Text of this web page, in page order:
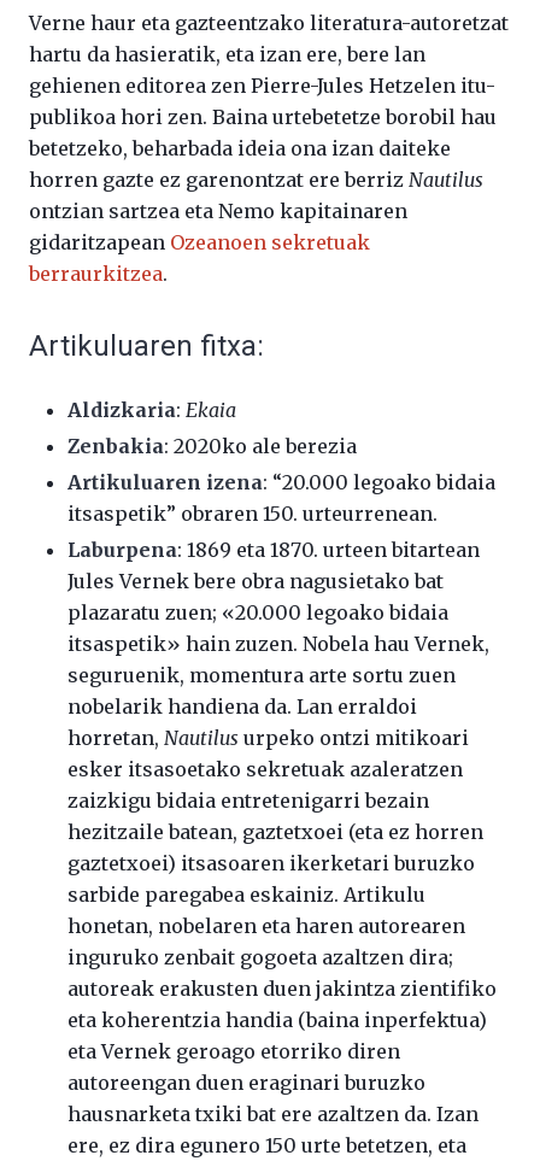
Verne haur eta gazteentzako literatura-autoretzat
hartu da hasieratik, eta izan ere, bere lan
gehienen editorea zen Pierre-Jules Hetzelen itu-
publikoa hori zen. Baina urtebetetze borobil hau
betetzeko, beharbada ideia ona izan daiteke
horren gazte ez garenontzat ere berriz Nautilus
ontzian sartzea eta Nemo kapitainaren
gidaritzapean Ozeanoen sekretuak
berraurkitzea.
Artikuluaren fitxa:
Aldizkaria: Ekaia
Zenbakia: 2020ko ale berezia
Artikuluaren izena: “20.000 legoako bidaia
itsaspetik” obraren 150. urteurrenean.
Laburpena: 1869 eta 1870. urteen bitartean
Jules Vernek bere obra nagusietako bat
plazaratu zuen; «20.000 legoako bidaia
itsaspetik» hain zuzen. Nobela hau Vernek,
seguruenik, momentura arte sortu zuen
nobelarik handiena da. Lan erraldoi
horretan, Nautilus urpeko ontzi mitikoari
esker itsasoetako sekretuak azaleratzen
zaizkigu bidaia entretenigarri bezain
hezitzaile batean, gaztetxoei (eta ez horren
gaztetxoei) itsasoaren ikerketari buruzko
sarbide paregabea eskainiz. Artikulu
honetan, nobelaren eta haren autorearen
inguruko zenbait gogoeta azaltzen dira;
autoreak erakusten duen jakintza zientifiko
eta koherentzia handia (baina inperfektua)
eta Vernek geroago etorriko diren
autoreengan duen eraginari buruzko
hausnarketa txiki bat ere azaltzen da. Izan
ere, ez dira egunero 150 urte betetzen, eta